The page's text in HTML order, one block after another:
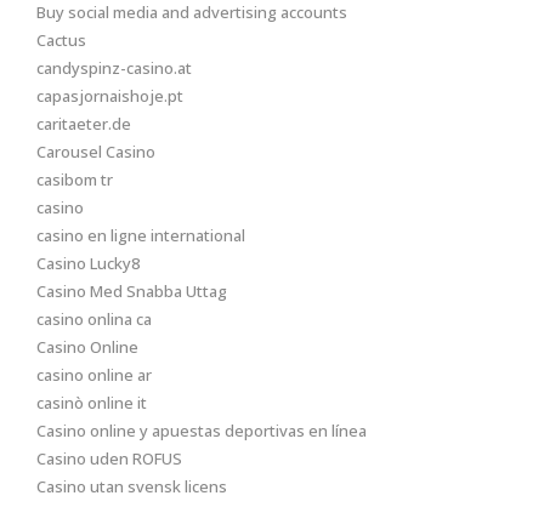
Buy social media and advertising accounts
Cactus
candyspinz-casino.at
capasjornaishoje.pt
caritaeter.de
Carousel Casino
casibom tr
casino
casino en ligne international
Casino Lucky8
Casino Med Snabba Uttag
casino onlina ca
Casino Online
casino online ar
casinò online it
Casino online y apuestas deportivas en línea
Casino uden ROFUS
Casino utan svensk licens